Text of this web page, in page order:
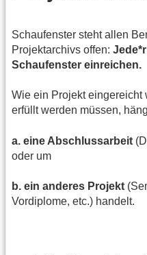
Schaufenster steht allen
Projektarchivs offen:
Schaufenster einreichen.
Wie ein Projekt
erfüllt werden müssen,
a. eine Abschlussarbeit
oder um
b. ein anderes Projekt
Vordiplome, etc.) handelt.